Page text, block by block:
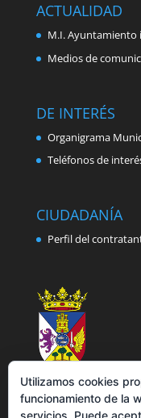
ACTUALIDAD
M.I. Ayuntamiento
Medios de
DE INTERÉS
Organigrama
Teléfonos de
CIUDADANÍA
Perfil del
Utilizamos cookies
funcionamiento de la
servicios. Puede